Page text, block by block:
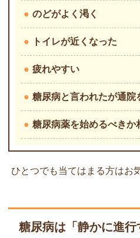
● のどがよく渇く
● トイレが近くなった
● 疲れやすい
● 糖尿病と言われたが通院
● 糖尿病薬を始めるべきか
ひとつでも当てはまる方はお
糖尿病は「静かに進